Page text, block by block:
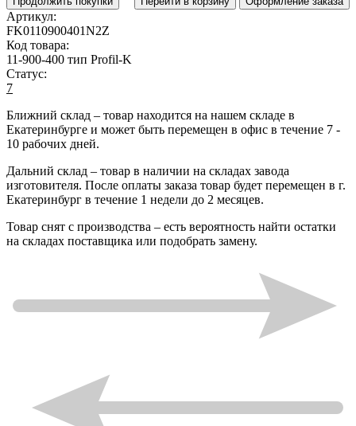
Артикул:
FK0110900401N2Z
Код товара:
11-900-400 тип Profil-K
Статус:
7
Ближний склад – товар находится на нашем складе в
Екатеринбурге и может быть перемещен в офис в течение 7 -
10 рабочих дней.
Дальний склад – товар в наличии на складах завода
изготовителя. После оплаты заказа товар будет перемещен в г.
Екатеринбург в течение 1 недели до 2 месяцев.
Товар снят с производства – есть вероятность найти остатки
на складах поставщика или подобрать замену.